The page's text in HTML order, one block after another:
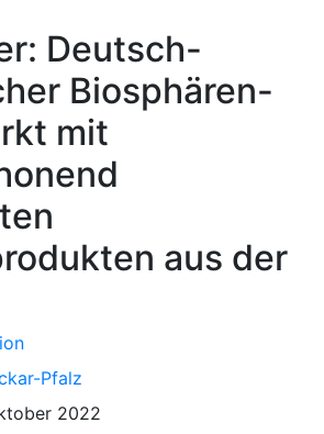
Deutsch-
Biosphären-
mit
aus der
Pfalz
2022